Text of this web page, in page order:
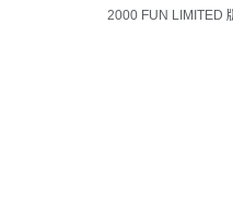
2000 FUN LIMITED